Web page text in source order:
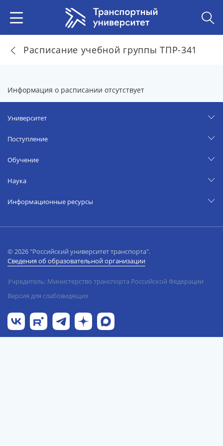
Расписание учебной группы ТПР-341
Информация о расписании отсутствует
Университет
Поступление
Обучение
Наука
Информационные ресурсы
© 2026 "Российский университет транспорта".
Сведения об образовательной организации
Учредитель: Министерство транспорта Российской Федерации
Версия для слабовидящих